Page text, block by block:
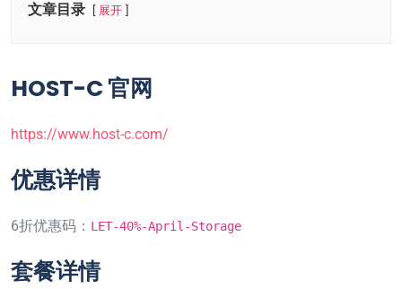
文章目录 展开
HOST-C 官网
https://www.host-c.com/
优惠详情
6折优惠码： LET-40%-April-Storage
套餐详情